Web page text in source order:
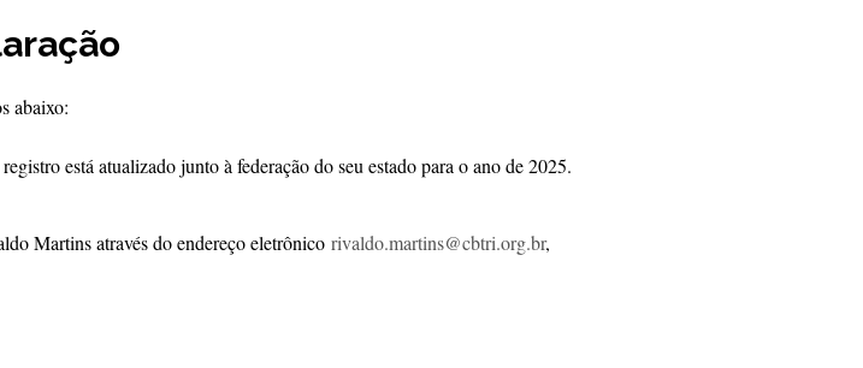
abaixo:
está atualizado junto à federação do seu estado para o ano de 2025.
Martins através do endereço eletrônico rivaldo.martins@cbtri.org.br,